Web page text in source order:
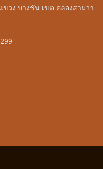
วง บางชัน เขต คลองสามวา